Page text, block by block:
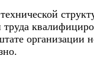
организации